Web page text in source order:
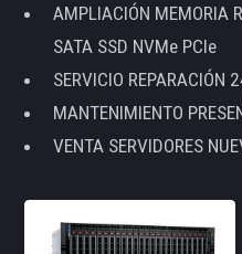
AMPLIACIÓN MEMORIA
SATA SSD NVMe PCIe
SERVICIO REPARACIÓN
MANTENIMIENTO
VENTA SERVIDORES